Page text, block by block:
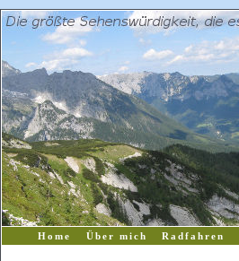
Home Über mich Radfahren